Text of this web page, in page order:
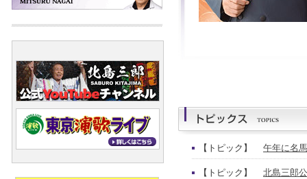
【トピック】 午年に名
【トピック】 北島三郎